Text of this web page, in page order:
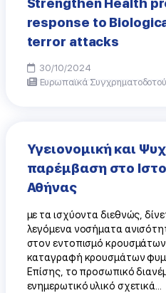
response to
terror attacks
30/10/2024
Ευρωπαϊκά
Υγειονομική και
παρέμβαση στο
Αθήνας
με τα ισχύοντα διεθνώς,
λεγόμενα νοσήματα
στον εντοπισμό κρουσμάτων
καταγραφή κρουσμάτων
Επίσης, το προσωπικό
ενημερωτικό υλικό σχετικά...